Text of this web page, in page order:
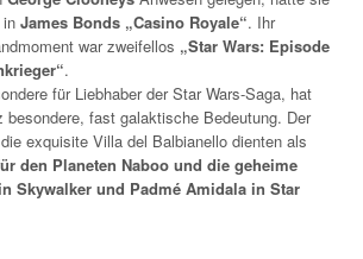
James Bonds „Casino Royale“. Ihr
war zweifellos „Star Wars: Episode
.
für Liebhaber der Star Wars-Saga, hat
besondere, fast galaktische Bedeutung. Der
exquisite Villa del Balbianello dienten als
den Planeten Naboo und die geheime
Skywalker und Padmé Amidala in Star